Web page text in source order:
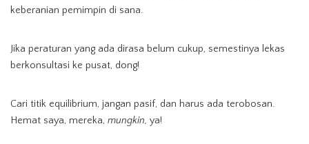
keberanian pemimpin di sana.
Jika peraturan yang ada dirasa belum cukup, semestinya lekas
berkonsultasi ke pusat, dong!
Cari titik equilibrium, jangan pasif, dan harus ada terobosan.
Hemat saya, mereka, mungkin, ya!